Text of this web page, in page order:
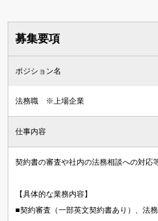
募集要項
ポジション名
法務職 ※上場企業
仕事内容
契約書の審査や社内の法務相談への対応
【具体的な業務内容】
■契約審査（一部英文契約書あり）、法